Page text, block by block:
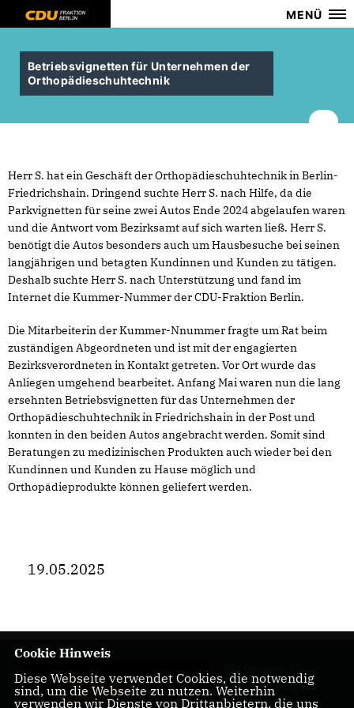
MENÜ
Betriebsvignetten für Unternehmen der
Orthopädieschuhtechnik
Herr S. hat ein Geschäft der Orthopädieschuhtechnik in Berlin-
Friedrichshain. Dringend suchte Herr S. nach Hilfe, da die
Parkvignetten für seine zwei Autos Ende 2024 abgelaufen waren
und die Antwort vom Bezirksamt auf sich warten ließ. Herr S.
benötigt die Autos besonders auch um Hausbesuche bei seinen
langjährigen und betagten Kundinnen und Kunden zu tätigen.
Deshalb suchte Herr S. nach Unterstützung und fand im
Internet die Kummer-Nummer der CDU-Fraktion Berlin.
Die Mitarbeiterin der Kummer-Nnummer fragte um Rat beim
zuständigen Abgeordneten und ist mit der engagierten
Bezirksverordneten in Kontakt getreten. Vor Ort wurde das
Anliegen umgehend bearbeitet. Anfang Mai waren nun die lang
ersehnten Betriebsvignetten für das Unternehmen der
Orthopädieschuhtechnik in Friedrichshain in der Post und
konnten in den beiden Autos angebracht werden. Somit sind
Beratungen zu medizinischen Produkten auch wieder bei den
Kundinnen und Kunden zu Hause möglich und
Orthopädieprodukte können geliefert werden.
19.05.2025
Abgeordneten aus
allen Bezirken
Cookie Hinweis
Diese Webseite verwendet Cookies, die notwendig
sind, um die Webseite zu nutzen. Weiterhin
verwenden wir Dienste von Drittanbietern, die uns